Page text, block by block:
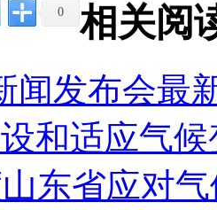
0 相关阅
闻发布会最
和适应气
东省应对